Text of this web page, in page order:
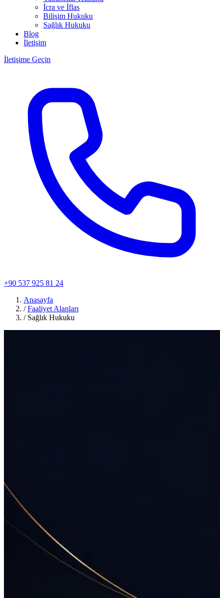
İcra ve İflas
Bilişim Hukuku
Sağlık Hukuku
Blog
İletişim
İletişime Geçin
+90 537 925 81 24
Anasayfa
/ Faaliyet Alanları
/ Sağlık Hukuku